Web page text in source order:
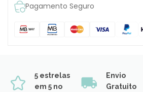
Pagamento Seguro
5 estrelas
em 5 no
Envio
Gratuito